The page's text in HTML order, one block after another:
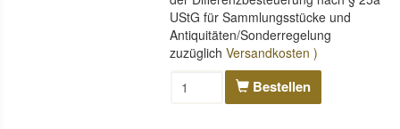
UStG für Sammlungsstücke und
Antiquitäten/Sonderregelung
zuzüglichVersandkosten )
Bestellen